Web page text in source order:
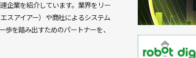
企業を紹介しています。業界をリー
スアイアー）や商社によるシステム
を踏み出すためのパートナーを、